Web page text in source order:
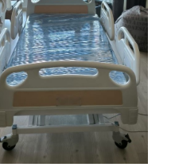
Karyolası Bostanlı
Karyolası